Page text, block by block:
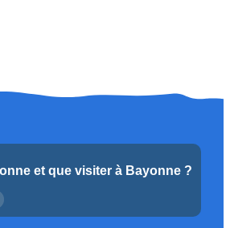
et que visiter à Bayonne ?